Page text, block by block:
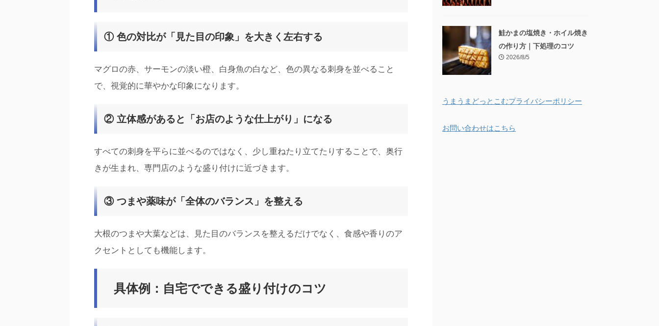
① 色の対比が「見た目の印象」を大きく左右する
マグロの赤、サーモンの淡い橙、白身魚の白など、色の異なる刺身を並べること
で、視覚的に華やかな印象になります。
② 立体感があると「お店のような仕上がり」になる
すべての刺身を平らに並べるのではなく、少し重ねたり立てたりすることで、奥行
きが生まれ、専門店のような盛り付けに近づきます。
③ つまや薬味が「全体のバランス」を整える
大根のつまや大葉などは、見た目のバランスを整えるだけでなく、食感や香りのア
クセントとしても機能します。
具体例：自宅でできる盛り付けのコツ
鮭かまの塩焼き・ホイル焼き
の作り方｜下処理のコツ
2026/8/5
うまうまどっとこむプライバシーポリシー
お問い合わせはこちら